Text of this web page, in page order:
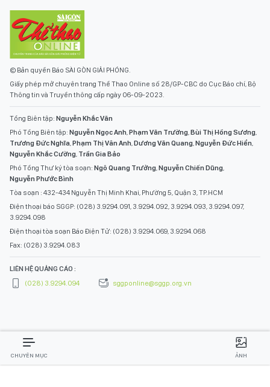
© Bản quyền Báo SÀI GÒN GIẢI PHÓNG.
Giấy phép mở chuyên trang Thể Thao Online số 28/GP-CBC do Cục Báo chí, Bộ
Thông tin và Truyền thông cấp ngày 06-09-2023.
Tổng Biên tập: Nguyễn Khắc Văn
Phó Tổng Biên tập: Nguyễn Ngọc Anh,Phạm Văn Trường,Bùi Thị Hồng Sương,
Trương Đức Nghĩa,Phạm Thị Vân Anh,Dương Văn Quang,Nguyễn Đức Hiển,
Nguyễn Khắc Cường, Trần Gia Bảo
Phó Tổng Thư ký tòa soạn: Ngô Quang Trưởng,Nguyễn Chiến Dũng,
Nguyễn Phước Bình
Tòa soạn : 432-434 Nguyễn Thị Minh Khai, Phường 5, Quận 3, TP.HCM
Điện thoại báo SGGP: (028) 3.9294.091, 3.9294.092, 3.9294.093, 3.9294.097,
3.9294.098
Điện thoại tòa soạn Báo Điện Tử: (028) 3.9294.069, 3.9294.068
Fax: (028) 3.9294.083
LIÊN HỆ QUẢNG CÁO :
(028) 3.9294.094
sggponline@sggp.org.vn
CHUYÊN MỤC ẢNH